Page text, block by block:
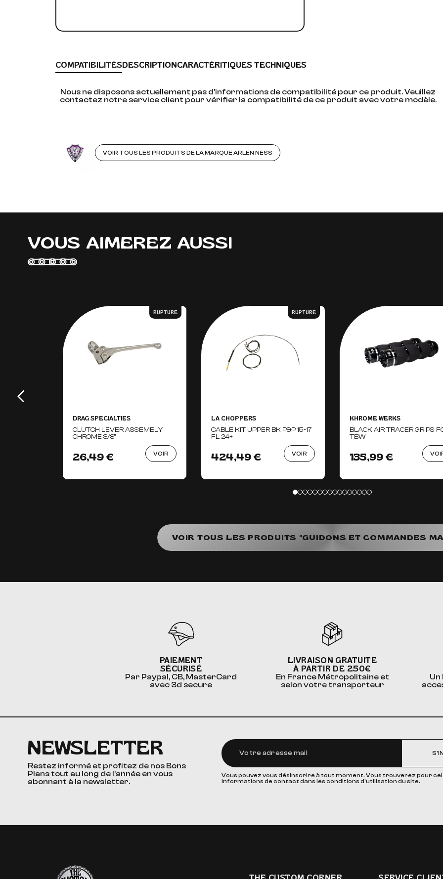
COMPATIBILITÉSDESCRIPTIONCARACTÉRITIQUES TECHNIQUES
Nous ne disposons actuellement pas d'informations de compatibilité pour ce produit. Veuillez
contactez notre service client pour vérifier la compatibilité de ce produit avec votre modèle.
VOIR TOUS LES PRODUITS DE LA MARQUE ARLEN NESS
VOUS AIMEREZ AUSSI
RUPTURE
DRAG SPECIALTIES
CLUTCH LEVER ASSEMBLY
CHROME 3/8"
26,49 € VOIR
RUPTURE
LA CHOPPERS
CABLE KIT UPPER BK P&P 15-17
FL 24+
424,49 € VOIR
KHROME WERKS
BLACK AIR TRACER GRIPS
TBW
135,99 €
VOIR TOUS LES PRODUITS "GUIDONS ET COMMANDES
PAIEMENT
SÉCURISÉ
Par Paypal, CB, MasterCard
avec 3d secure
LIVRAISON GRATUITE
À PARTIR DE 250€
En France Métropolitaine et
selon votre transporteur
NEWSLETTER
Restez informé et profitez de nos Bons
Plans tout au long de l’année en vous
abonnant à la newsletter.
Vous pouvez vous désinscrire à tout moment. Vous trouverez pour
informations de contact dans les conditions d'utilisation du site.
The Custom Corner